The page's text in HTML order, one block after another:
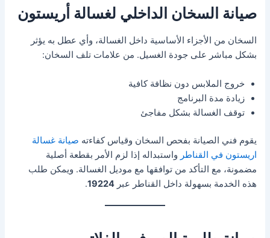
صيانة السخان الداخلي لغسالة أريستون
السخان من الأجزاء الأساسية داخل الغسالة، وأي عطل به يؤثر
بشكل مباشر على جودة الغسيل. من علامات تلف السخان:
خروج الملابس دون نظافة كافية
زيادة مدة البرنامج
توقف الغسالة بشكل مفاجئ
يقوم فني الصيانة بفحص السخان وقياس كفاءته صيانة غسالة
اريستون في القناطر واستبداله إذا لزم الأمر بقطعة أصلية
مضمونة، مع التأكد من توافقها مع موديل الغسالة. ويمكن طلب
هذه الخدمة بسهولة داخل القناطر عبر19224
.